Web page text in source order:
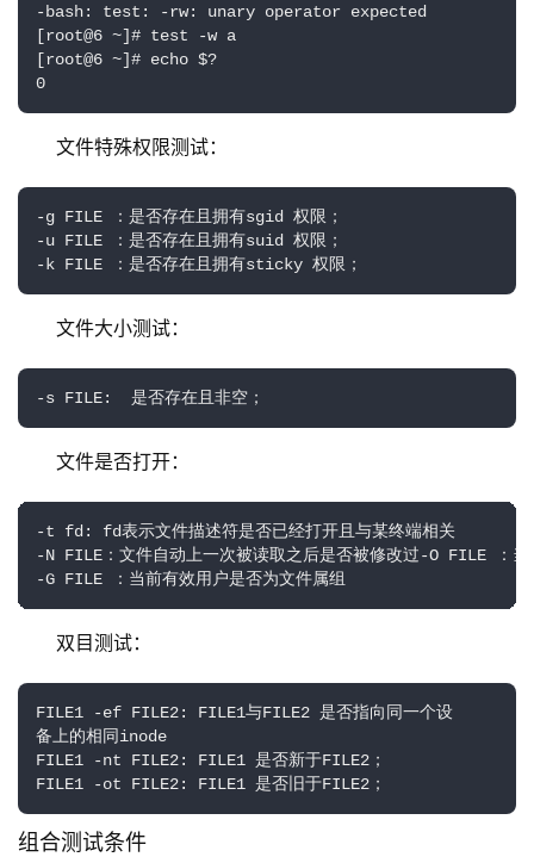
-bash: test: -rw: unary operator expected
[root@6 ~]# test -w a
[root@6 ~]# echo $?
0
文件特殊权限测试：
-g FILE ：是否存在且拥有sgid 权限；
-u FILE ：是否存在且拥有suid 权限；
-k FILE ：是否存在且拥有sticky 权限；
文件大小测试：
-s FILE:  是否存在且非空；
文件是否打开：
-t fd: fd表示文件描述符是否已经打开且与某终端相关
-N FILE：文件自动上一次被读取之后是否被修改过-O FILE ：
-G FILE ：当前有效用户是否为文件属组
双目测试：
FILE1 -ef FILE2: FILE1与FILE2 是否指向同一个设
备上的相同inode
FILE1 -nt FILE2: FILE1 是否新于FILE2；
FILE1 -ot FILE2: FILE1 是否旧于FILE2；
组合测试条件